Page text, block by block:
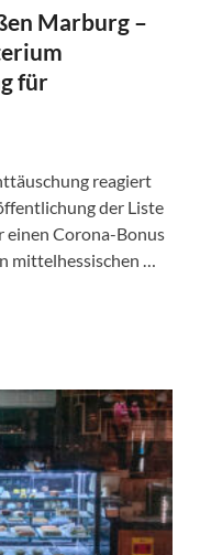
Marburg –
für
reagiert
der Liste
einen Corona-Bonus
mittelhessischen …